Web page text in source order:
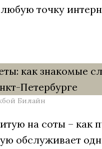
точку
Билайн
на соты –
обслуживает